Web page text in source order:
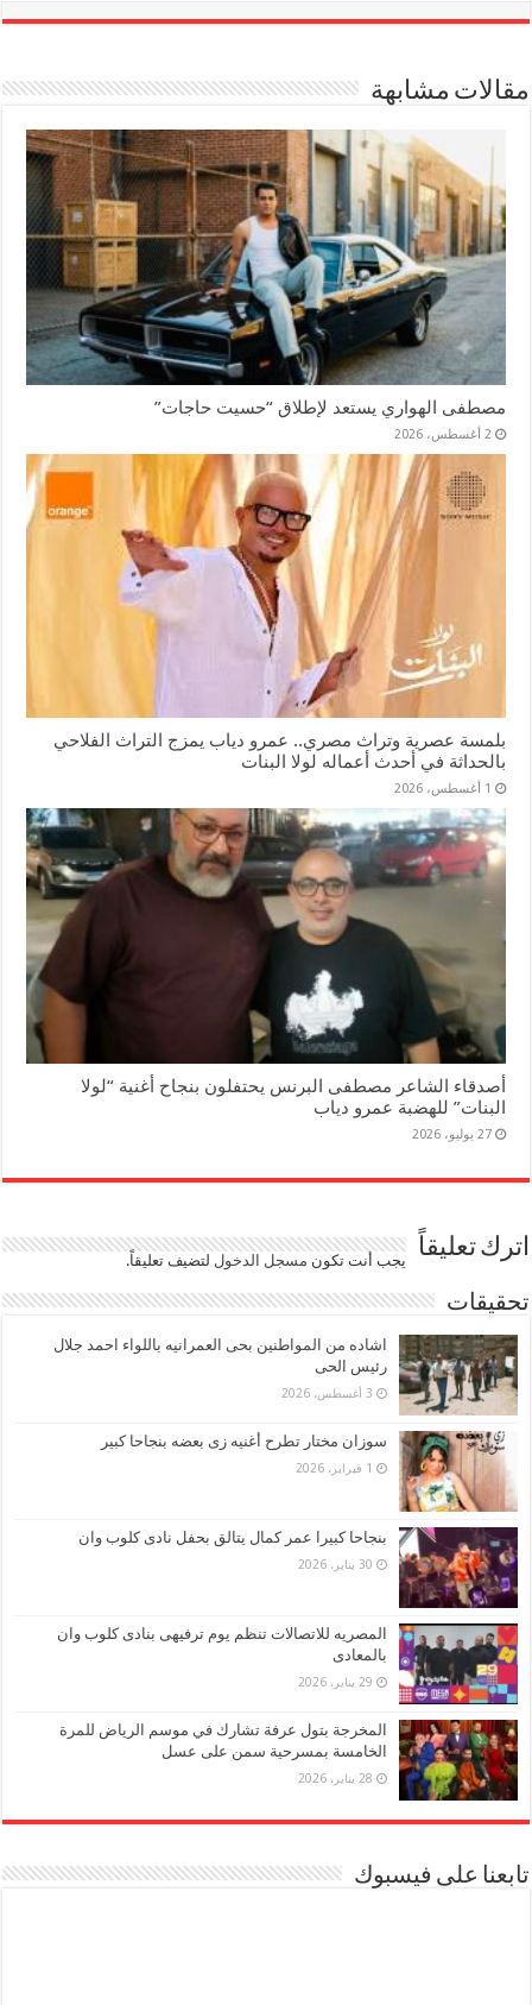
مقالات مشابهة
مصطفى الهواري يستعد لإطلاق “حسيت حاجات”
2 أغسطس، 2026
بلمسة عصرية وتراث مصري.. عمرو دياب يمزج التراث الفلاحي
بالحداثة في أحدث أعماله لولا البنات
1 أغسطس، 2026
أصدقاء الشاعر مصطفى البرنس يحتفلون بنجاح أغنية “لولا
البنات” للهضبة عمرو دياب
27 يوليو، 2026
اترك تعليقاً يجب أنت تكون مسجل الدخول لتضيف تعليقاً.
تحقيقات
اشاده من المواطنين بحى العمرانيه باللواء احمد جلال
رئيس الحى
3 أغسطس، 2026
سوزان مختار تطرح أغنيه زى بعضه بنجاحا كبير
1 فبراير، 2026
بنجاحا كبيرا عمر كمال يتالق بحفل نادى كلوب وان
30 يناير، 2026
المصريه للاتصالات تنظم يوم ترفيهى بنادى كلوب وان
بالمعادى
29 يناير، 2026
المخرجة بتول عرفة تشارك في موسم الرياض للمرة
الخامسة بمسرحية سمن على عسل
28 يناير، 2026
تابعنا على فيسبوك